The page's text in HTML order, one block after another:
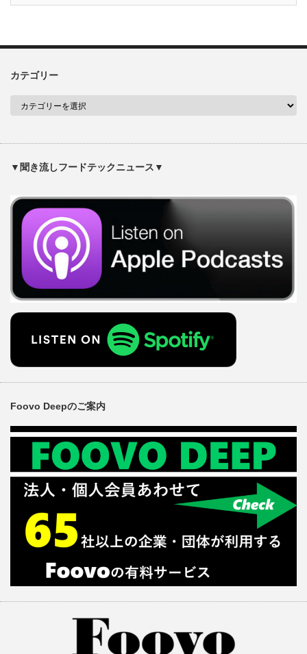
カテゴリー
▼聞き流しフードテックニュース▼
Foovo Deepのご案内